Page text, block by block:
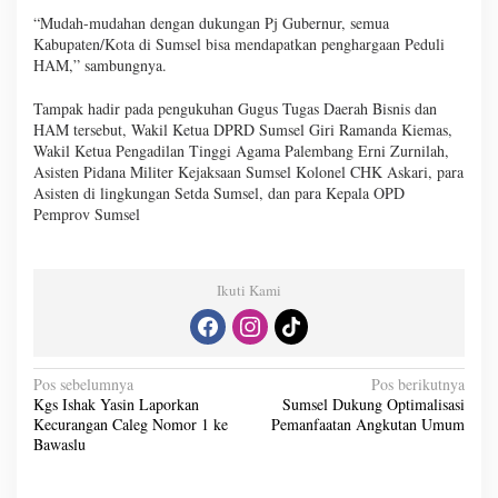
“Mudah-mudahan dengan dukungan Pj Gubernur, semua
Kabupaten/Kota di Sumsel bisa mendapatkan penghargaan Peduli
HAM,” sambungnya.
Tampak hadir pada pengukuhan Gugus Tugas Daerah Bisnis dan
HAM tersebut, Wakil Ketua DPRD Sumsel Giri Ramanda Kiemas,
Wakil Ketua Pengadilan Tinggi Agama Palembang Erni Zurnilah,
Asisten Pidana Militer Kejaksaan Sumsel Kolonel CHK Askari, para
Asisten di lingkungan Setda Sumsel, dan para Kepala OPD
Pemprov Sumsel
Ikuti Kami
N
a
v
Pos sebelumnya
Kgs Ishak Yasin Laporkan
Kecurangan Caleg Nomor 1 ke
Bawaslu
Pos berikutnya
Sumsel Dukung Optimalisasi
Pemanfaatan Angkutan Umum